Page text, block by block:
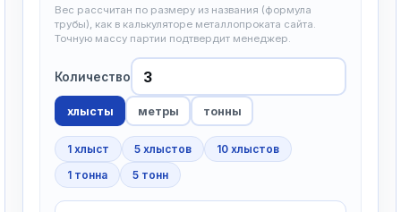
Вес рассчитан по размеру из названия (формула
трубы), как в калькуляторе металлопроката сайта.
Точную массу партии подтвердит менеджер.
Количество
хлысты метры тонны
1 хлыст 5 хлыстов
10 хлыстов
1 тонна
5 тонн